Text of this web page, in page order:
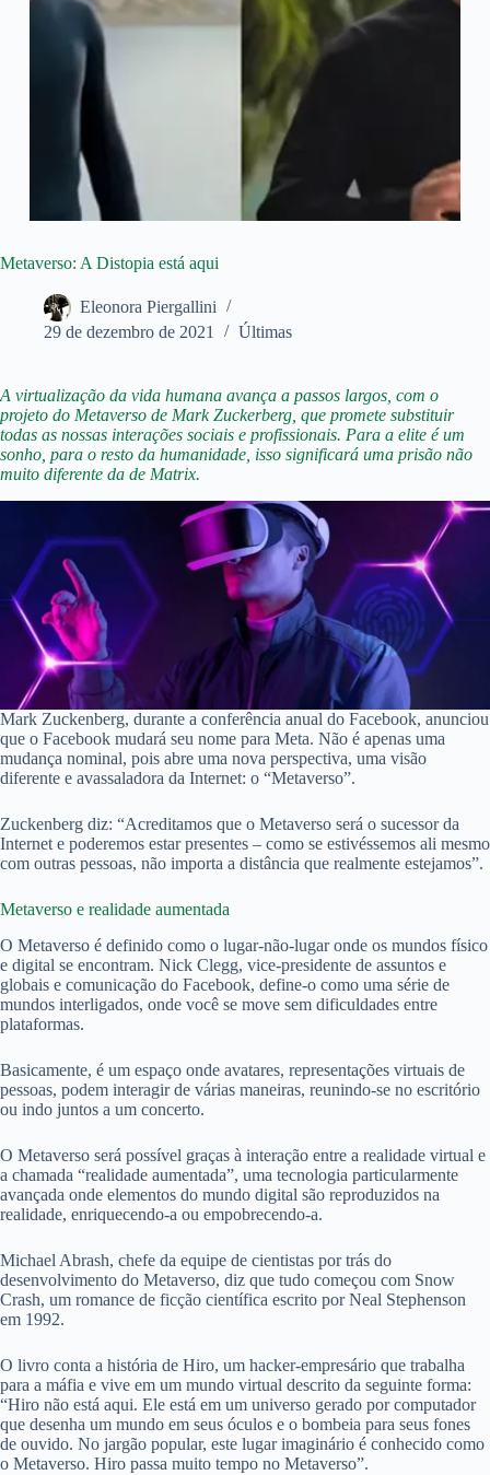
Metaverso: A Distopia está aqui
Eleonora Piergallini
29 de dezembro de 2021
Últimas
A virtualização da vida humana avança a passos largos, com o
projeto do Metaverso de Mark Zuckerberg, que promete substituir
todas as nossas interações sociais e profissionais. Para a elite é um
sonho, para o resto da humanidade, isso significará uma prisão não
muito diferente da de Matrix.
Mark Zuckenberg, durante a conferência anual do Facebook, anunciou
que o Facebook mudará seu nome para Meta. Não é apenas uma
mudança nominal, pois abre uma nova perspectiva, uma visão
diferente e avassaladora da Internet: o “Metaverso”.
Zuckenberg diz: “Acreditamos que o Metaverso será o sucessor da
Internet e poderemos estar presentes – como se estivéssemos ali mesmo
com outras pessoas, não importa a distância que realmente estejamos”.
Metaverso e realidade aumentada
O Metaverso é definido como o lugar-não-lugar onde os mundos físico
e digital se encontram. Nick Clegg, vice-presidente de assuntos e
globais e comunicação do Facebook, define-o como uma série de
mundos interligados, onde você se move sem dificuldades entre
plataformas.
Basicamente, é um espaço onde avatares, representações virtuais de
pessoas, podem interagir de várias maneiras, reunindo-se no escritório
ou indo juntos a um concerto.
O Metaverso será possível graças à interação entre a realidade virtual e
a chamada “realidade aumentada”, uma tecnologia particularmente
avançada onde elementos do mundo digital são reproduzidos na
realidade, enriquecendo-a ou empobrecendo-a.
Michael Abrash, chefe da equipe de cientistas por trás do
desenvolvimento do Metaverso, diz que tudo começou com Snow
Crash, um romance de ficção científica escrito por Neal Stephenson
em 1992.
O livro conta a história de Hiro, um hacker-empresário que trabalha
para a máfia e vive em um mundo virtual descrito da seguinte forma:
“Hiro não está aqui. Ele está em um universo gerado por computador
que desenha um mundo em seus óculos e o bombeia para seus fones
de ouvido. No jargão popular, este lugar imaginário é conhecido como
o Metaverso. Hiro passa muito tempo no Metaverso”.